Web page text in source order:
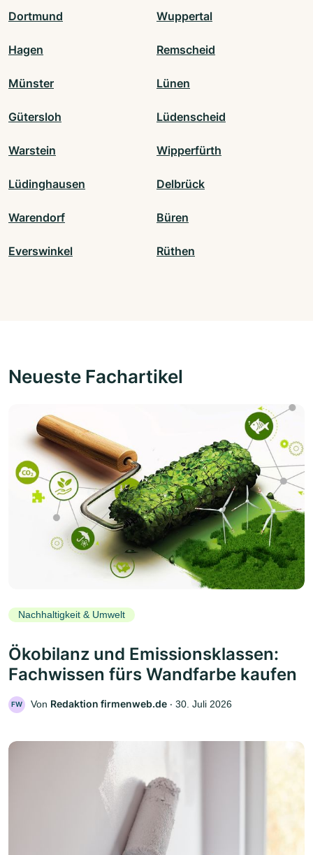
Dortmund Wuppertal
Hagen Remscheid
Münster Lünen
Gütersloh Lüdenscheid
Warstein Wipperfürth
Lüdinghausen Delbrück
Warendorf Büren
Everswinkel Rüthen
Neueste Fachartikel
Nachhaltigkeit & Umwelt
Ökobilanz und Emissionsklassen:
Fachwissen fürs Wandfarbe kaufen
FW Von Redaktion firmenweb.de ‧ 30. Juli 2026